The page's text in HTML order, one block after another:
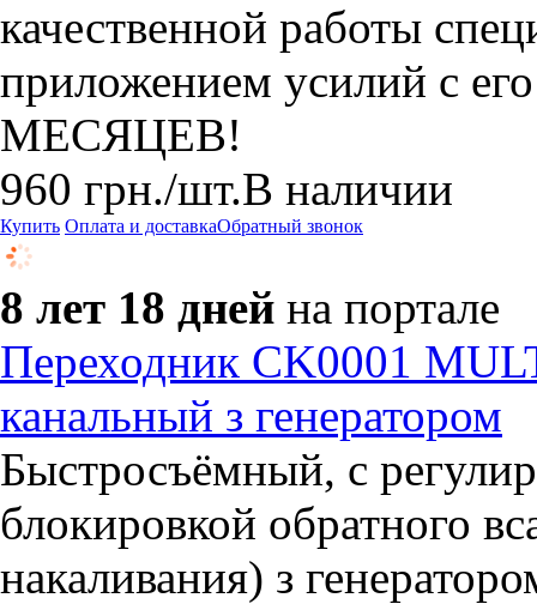
качественной работы
приложением усилий с
МЕСЯЦЕВ!
960 грн./шт.В наличии
Купить Оплата и доставкаОбратный звонок
8 лет 18 дней на портале
Переходник CK0001
канальный з генератором
Быстросъёмный, с
блокировкой обратного
накаливания) з